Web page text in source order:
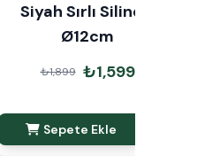
Siyah Sırlı Silindir
Ø12cm
₺1,899 ₺1,599
Sepete Ekle